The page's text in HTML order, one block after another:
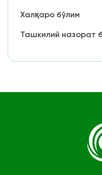
Халқаро бўлим
Ташкилий назорат